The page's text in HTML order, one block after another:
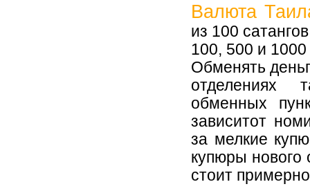
Валюта
из 100
100, 500 и 1000
Обменять
отделениях
обменных
зависитот
за мелкие
купюры
стоит